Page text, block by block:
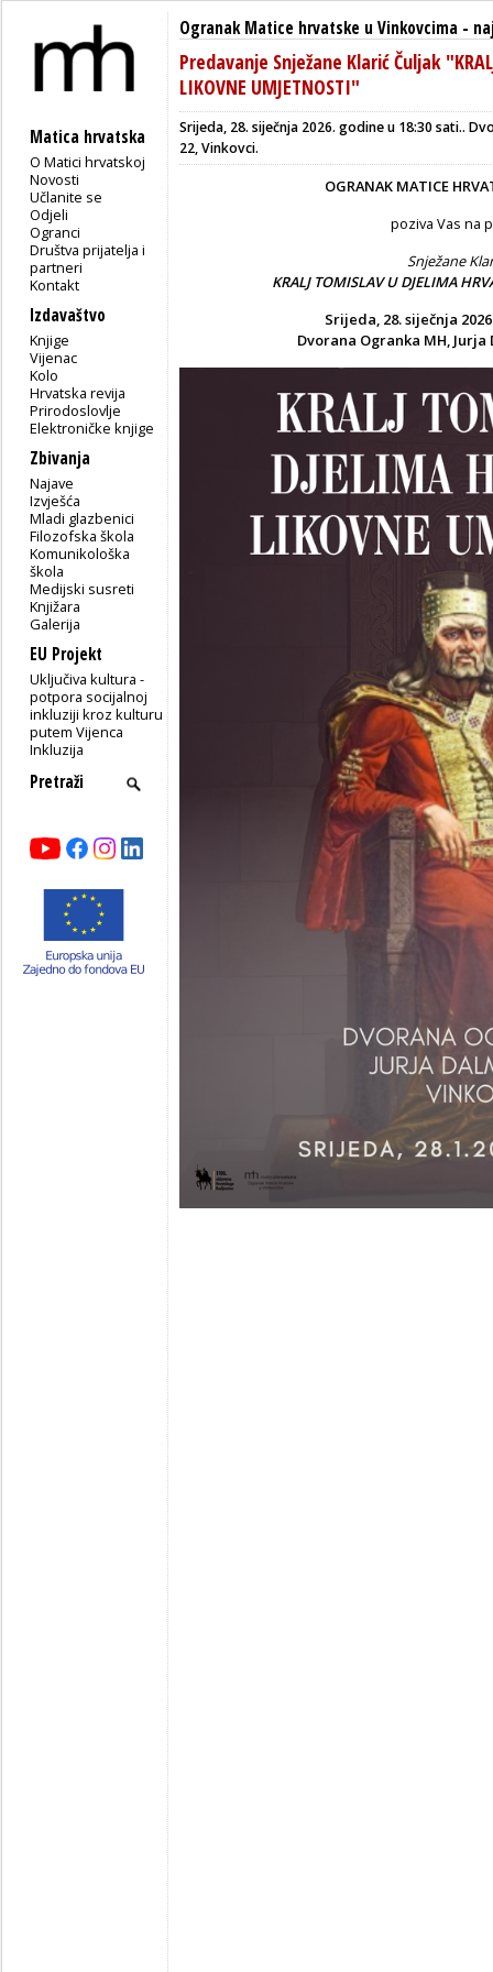
Matica hrvatska
O Matici hrvatskoj
Novosti
Učlanite se
Odjeli
Ogranci
Društva prijatelja i
partneri
Kontakt
Izdavaštvo
Knjige
Vijenac
Kolo
Hrvatska revija
Prirodoslovlje
Elektroničke knjige
Zbivanja
Najave
Izvješća
Mladi glazbenici
Filozofska škola
Komunikološka
škola
Medijski susreti
Knjižara
Galerija
EU Projekt
Uključiva kultura -
potpora socijalnoj
inkluziji kroz kulturu
putem Vijenca
Inkluzija
Ogranak Matice hrvatske u Vinkovcima -
Predavanje Snježane Klarić Čuljak
LIKOVNE UMJETNOSTI"
Srijeda, 28. siječnja 2026. godine u 18:30 sati..
22, Vinkovci.
OGRANAK MATICE
poziva Vas na
Snježane
KRALJ TOMISLAV U DJELIMA
Srijeda, 28. siječnja
Dvorana Ogranka MH,